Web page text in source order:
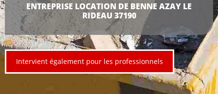
ENTREPRISE LOCATION DE BENNE AZAY LE
RIDEAU 37190
Intervient également pour les professionnels